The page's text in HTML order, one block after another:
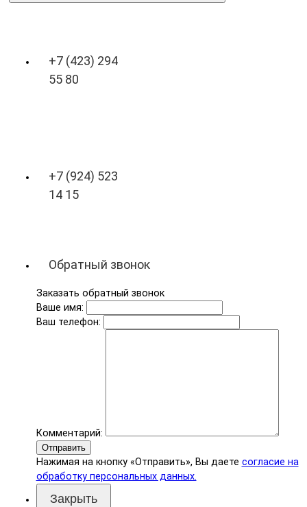
+7 (423) 294
55 80
+7 (924) 523
14 15
Обратный звонок
Заказать обратный звонок
Ваше имя:
Ваш телефон:
Комментарий:
Отправить
Нажимая на кнопку «Отправить», Вы даете согласие на
обработку персональных данных.
Закрыть